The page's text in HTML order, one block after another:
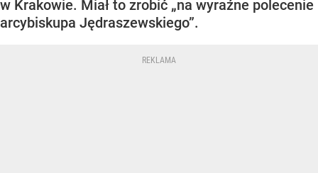
w Krakowie. Miał to zrobić „na wyraźne polecenie
arcybiskupa Jędraszewskiego”.